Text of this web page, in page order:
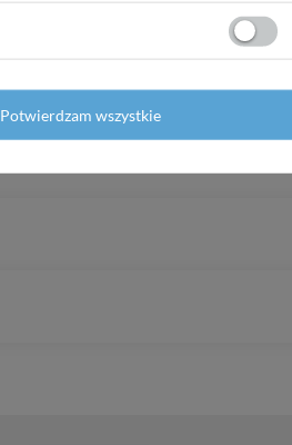
Potwierdzam wszystkie